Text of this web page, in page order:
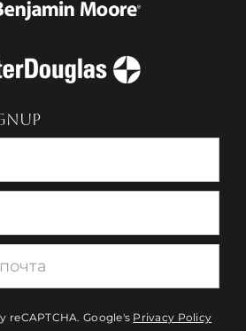
reCAPTCHA. Google's Privacy Policy